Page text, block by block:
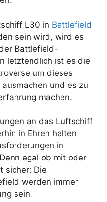
L30 in Battlefield
sein wird, wird es
Battlefield-
letztendlich ist es die
um dieses
und es zu
machen.
an das Luftschiff
in Ehren halten
in
egal ob mit oder
sicher: Die
werden immer
sein.